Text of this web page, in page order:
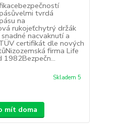
tvrdá
na
rukojeťchytrý držák
nacvaknutí a
certifikát dle nových
firma Life
Skladem 5
mít doma